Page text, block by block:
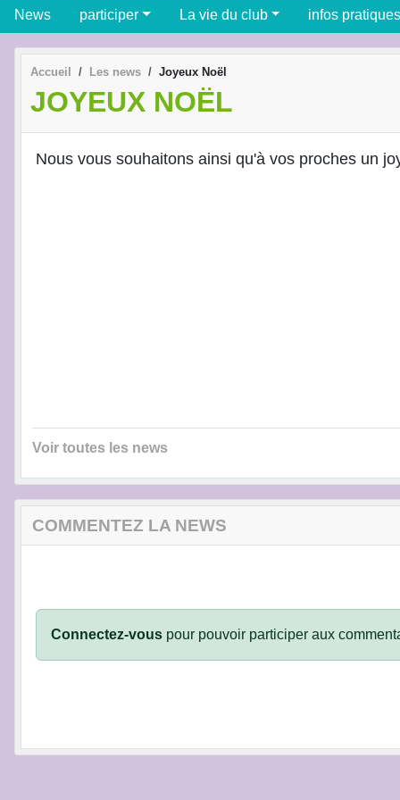
News participer La vie du club infos pratiques
Accueil Les news Joyeux Noël
JOYEUX NOËL
Nous vous souhaitons ainsi qu'à vos proches un
Voir toutes les news
COMMENTEZ LA NEWS
Connectez-vous pour pouvoir participer aux